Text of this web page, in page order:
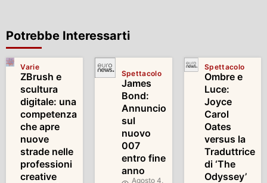
Potrebbe Interessarti
Varie
ZBrush e
scultura
digitale: una
competenza
che apre
nuove
strade nelle
professioni
creative
Spettacolo
James
Bond:
Annuncio
sul
nuovo
007
entro fine
anno
Agosto 4,
Spettacolo
Ombre e
Luce:
Joyce
Carol
Oates
versus la
Traduttrice
di ‘The
Odyssey’